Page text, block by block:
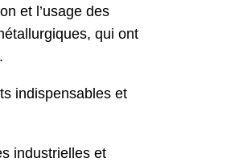
et l’usage des
qui ont
indispensables et
industrielles et